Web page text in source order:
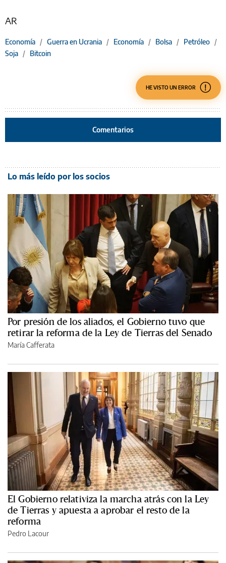
AR
Economía / Guerra en Ucrania / Economía / Bolsa / Petróleo /
Soja / Bitcoin
HE VISTO UN ERROR
Comentarios
Lo más leído por los socios
Por presión de los aliados, el Gobierno tuvo que
retirar la reforma de la Ley de Tierras del Senado
María Cafferata
El Gobierno relativiza la marcha atrás con la Ley
de Tierras y apuesta a aprobar el resto de la
reforma
Pedro Lacour